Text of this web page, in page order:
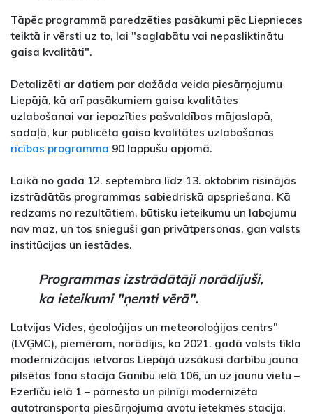
Tāpēc programmā paredzēties pasākumi pēc Liepnieces
teiktā ir vērsti uz to, lai "saglabātu vai nepasliktinātu
gaisa kvalitāti".
Detalizēti ar datiem par dažāda veida piesārņojumu
Liepājā, kā arī pasākumiem gaisa kvalitātes
uzlabošanai var iepazīties pašvaldības mājaslapā,
sadaļā, kur publicēta gaisa kvalitātes uzlabošanas
rīcības programma 90 lappušu apjomā.
Laikā no gada 12. septembra līdz 13. oktobrim risinājās
izstrādātās programmas sabiedriskā apspriešana. Kā
redzams no rezultātiem, būtisku ieteikumu un labojumu
nav maz, un tos snieguši gan privātpersonas, gan valsts
institūcijas un iestādes.
Programmas izstrādātāji norādījuši,
ka ieteikumi "ņemti vērā".
Latvijas Vides, ģeoloģijas un meteoroloģijas centrs"
(LVĢMC), piemēram, norādījis, ka 2021. gadā valsts tīkla
modernizācijas ietvaros Liepājā uzsākusi darbību jauna
pilsētas fona stacija Ganību ielā 106, un uz jaunu vietu –
Ezerlīču ielā 1 – pārnesta un pilnīgi modernizēta
autotransporta piesārņojuma avotu ietekmes stacija.